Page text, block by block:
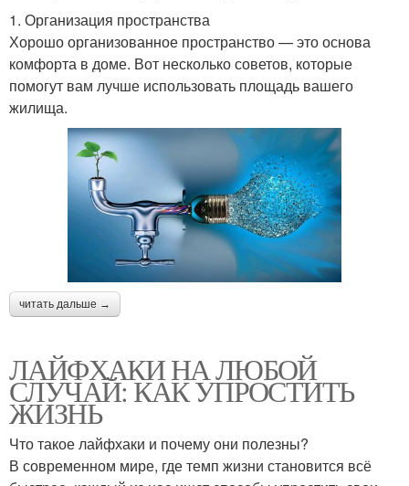
1. Организация пространства
Хорошо организованное пространство — это основа
комфорта в доме. Вот несколько советов, которые
помогут вам лучше использовать площадь вашего
жилища.
читать дальше →
ЛАЙФХАКИ НА ЛЮБОЙ
СЛУЧАЙ: КАК УПРОСТИТЬ
ЖИЗНЬ
Что такое лайфхаки и почему они полезны?
В современном мире, где темп жизни становится всё